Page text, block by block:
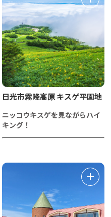
日光市霧降高原 キスゲ平園地
ニッコウキスゲを見ながらハイ
キング！